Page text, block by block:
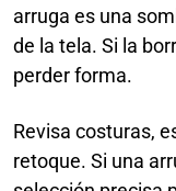
arruga es una
de la tela. Si la
perder forma.
Revisa costuras,
retoque. Si una